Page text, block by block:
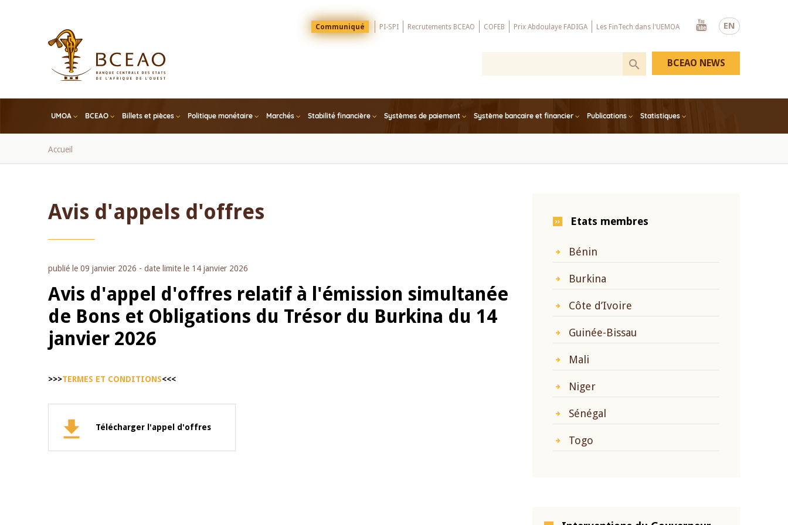
EN
Menu
Top
Communiqué PI-SPI Recrutements BCEAO COFEB Prix Abdoulaye FADIGA Les FinTech dans l'UEMOA
Youtube
UMOA BCEAO Billets et pièces Politique monétaire Marchés Stabilité financière Systèmes de paiement Système bancaire et financier Publications Statistiques
BCEAO NEWS
Fil
Accueil
Avis d'appels d'offres
publié le 09 janvier 2026 - date limite le 14 janvier 2026
Avis d'appel d'offres relatif à l'émission simultanée
de Bons et Obligations du Trésor du Burkina du 14
janvier 2026
>>>TERMES ET CONDITIONS<<<
Télécharger l'appel d'offres
Etats membres
Bénin
Burkina
Côte d’Ivoire
Guinée-Bissau
Mali
Niger
Sénégal
Togo